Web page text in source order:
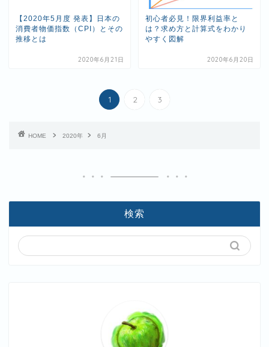
【2020年5月度 発表】日本の
消費者物価指数（CPI）とその
推移とは
2020年6月21日
初心者必見！限界利益率と
は？求め方と計算式をわかり
やすく図解
2020年6月20日
1 2 3
HOME 2020年 6月
検索